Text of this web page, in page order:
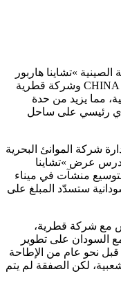
»تشاينا هاربور
الهندسية« CHINA HARBOUR ENGINEERING وشركة قطرية
مما يزيد من حدة
رئيسي على ساحل
شركة الموانئ البحرية
تدرس عرض »تشاينا
543 مليون دولار لتوسيع منشآت في ميناء
ستسدّد المبلغ على
مع شركة قطرية،
السودان على تطوير
البحري في مارس 2018، أي قبل نحو عام من الإطاحة
لكن الصفقة لم يتم